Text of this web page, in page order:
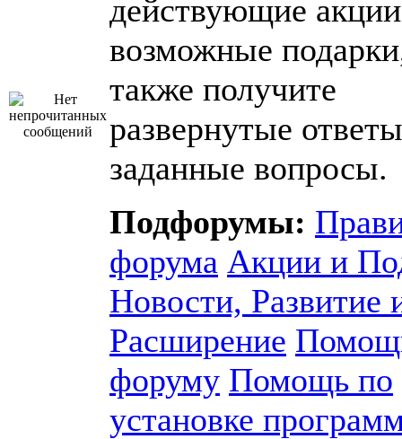
действующие
возможные
также получите
развернутые
заданные вопросы.
Подфорумы:
форума Акции и
Новости, Развитие
Расширение
форуму Помощь по
установке